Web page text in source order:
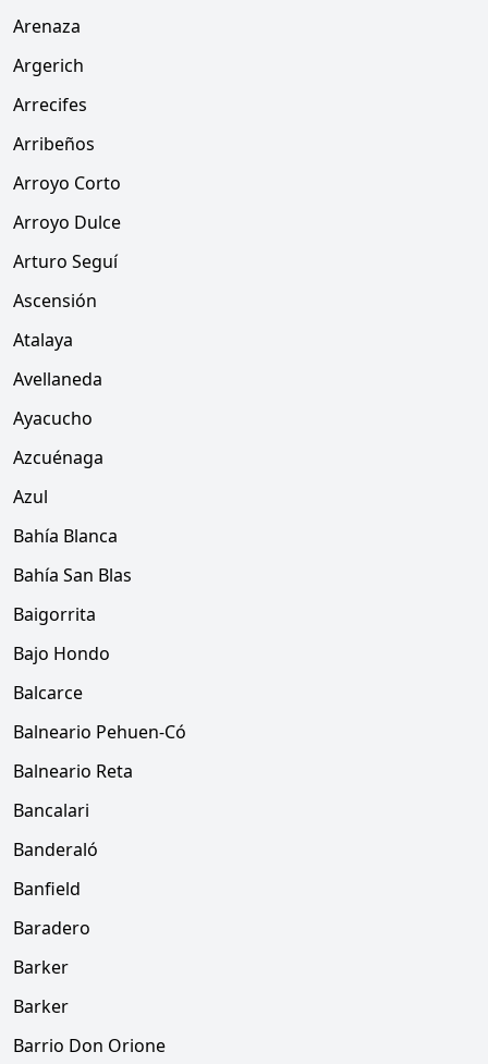
Arenaza
Argerich
Arrecifes
Arribeños
Arroyo Corto
Arroyo Dulce
Arturo Seguí
Ascensión
Atalaya
Avellaneda
Ayacucho
Azcuénaga
Azul
Bahía Blanca
Bahía San Blas
Baigorrita
Bajo Hondo
Balcarce
Balneario Pehuen-Có
Balneario Reta
Bancalari
Banderaló
Banfield
Baradero
Barker
Barker
Barrio Don Orione